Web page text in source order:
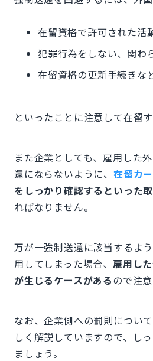
在留資格で許可された活
犯罪行為をしない、関わ
在留資格の更新手続きな
といったことに注意して在留
また企業としても、雇用した
還にならないように、 在留カ
をしっかり確認するといった
ればなりません。
万が一強制送還に該当するよ
用してしまった場合、 雇用し
が生じるケースがあるので注
なお、企業側への罰則につい
しく解説していますので、し
ましょう。